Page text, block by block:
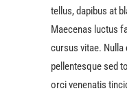
tellus, dapibus at
Maecenas luctus
cursus vitae.
pellentesque sed
orci venenatis